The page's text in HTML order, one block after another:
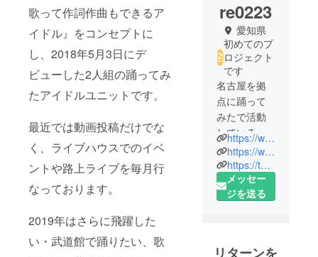
歌って作詞作曲もできるア
イドル』をコンセプトに
し、2018年5月3日にデ
ビューした2人組の踊ってみ
たアイドルユニットです。
最近では動画投稿だけでな
く、ライブハウスでのイベ
ントや路上ライブを毎月行
なっております。
2019年はさらに飛躍した
い・武道館で踊りたい、歌
re0223
愛知県
初めてのプ
ロジェクト
です
名古屋を拠
点に踊って
みたで活動
している
ガールズユ
ニット【か
しおれ】で
す。
https://www.youtube.com/channel/UCo8Okw4vMQ6nkIpxRrZTSNQ/
https://www.nicovideo.jp/user/80022430
https://twitter.com/kashiore0223
メッセー
ジを送る
リターンを